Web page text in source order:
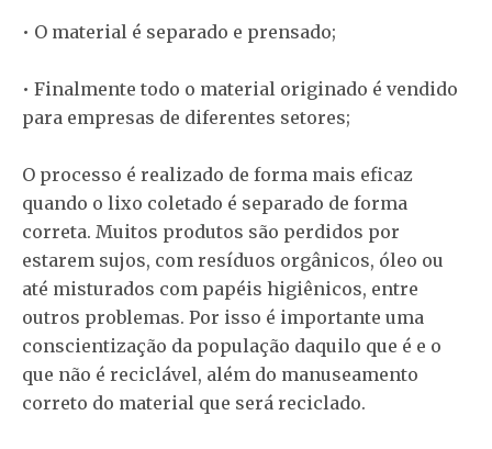
• O material é separado e prensado;
• Finalmente todo o material originado é vendido
para empresas de diferentes setores;
O processo é realizado de forma mais eficaz
quando o lixo coletado é separado de forma
correta. Muitos produtos são perdidos por
estarem sujos, com resíduos orgânicos, óleo ou
até misturados com papéis higiênicos, entre
outros problemas. Por isso é importante uma
conscientização da população daquilo que é e o
que não é reciclável, além do manuseamento
correto do material que será reciclado.